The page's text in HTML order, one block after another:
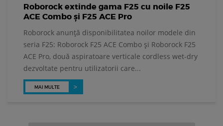
Roborock extinde gama F25 cu noile F25
ACE Combo și F25 ACE Pro
Roborock anunță disponibilitatea noilor modele din
seria F25: Roborock F25 ACE Combo și Roborock F25
ACE Pro, două aspiratoare verticale cordless wet-dry
dezvoltate pentru utilizatorii care...
MAI MULTE